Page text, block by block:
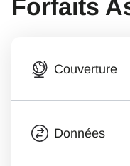
Forfaits
Couverture
Données